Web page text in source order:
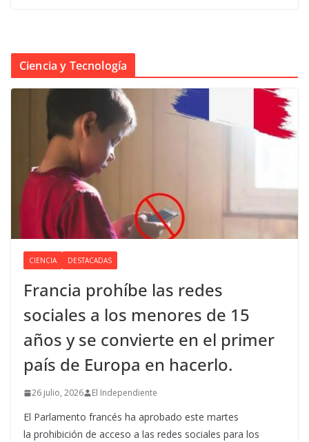
Ciencia y Tecnología
CIENCIA DESTACADAS
Francia prohíbe las redes
sociales a los menores de 15
años y se convierte en el primer
país de Europa en hacerlo.
26 julio, 2026 El Independiente
El Parlamento francés ha aprobado este martes
la prohibición de acceso a las redes sociales para los